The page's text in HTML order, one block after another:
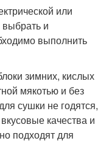
или
выбрать и
выполнить
зимних, кислых
мякотью и без
сушки не годятся,
качества и
подходят для